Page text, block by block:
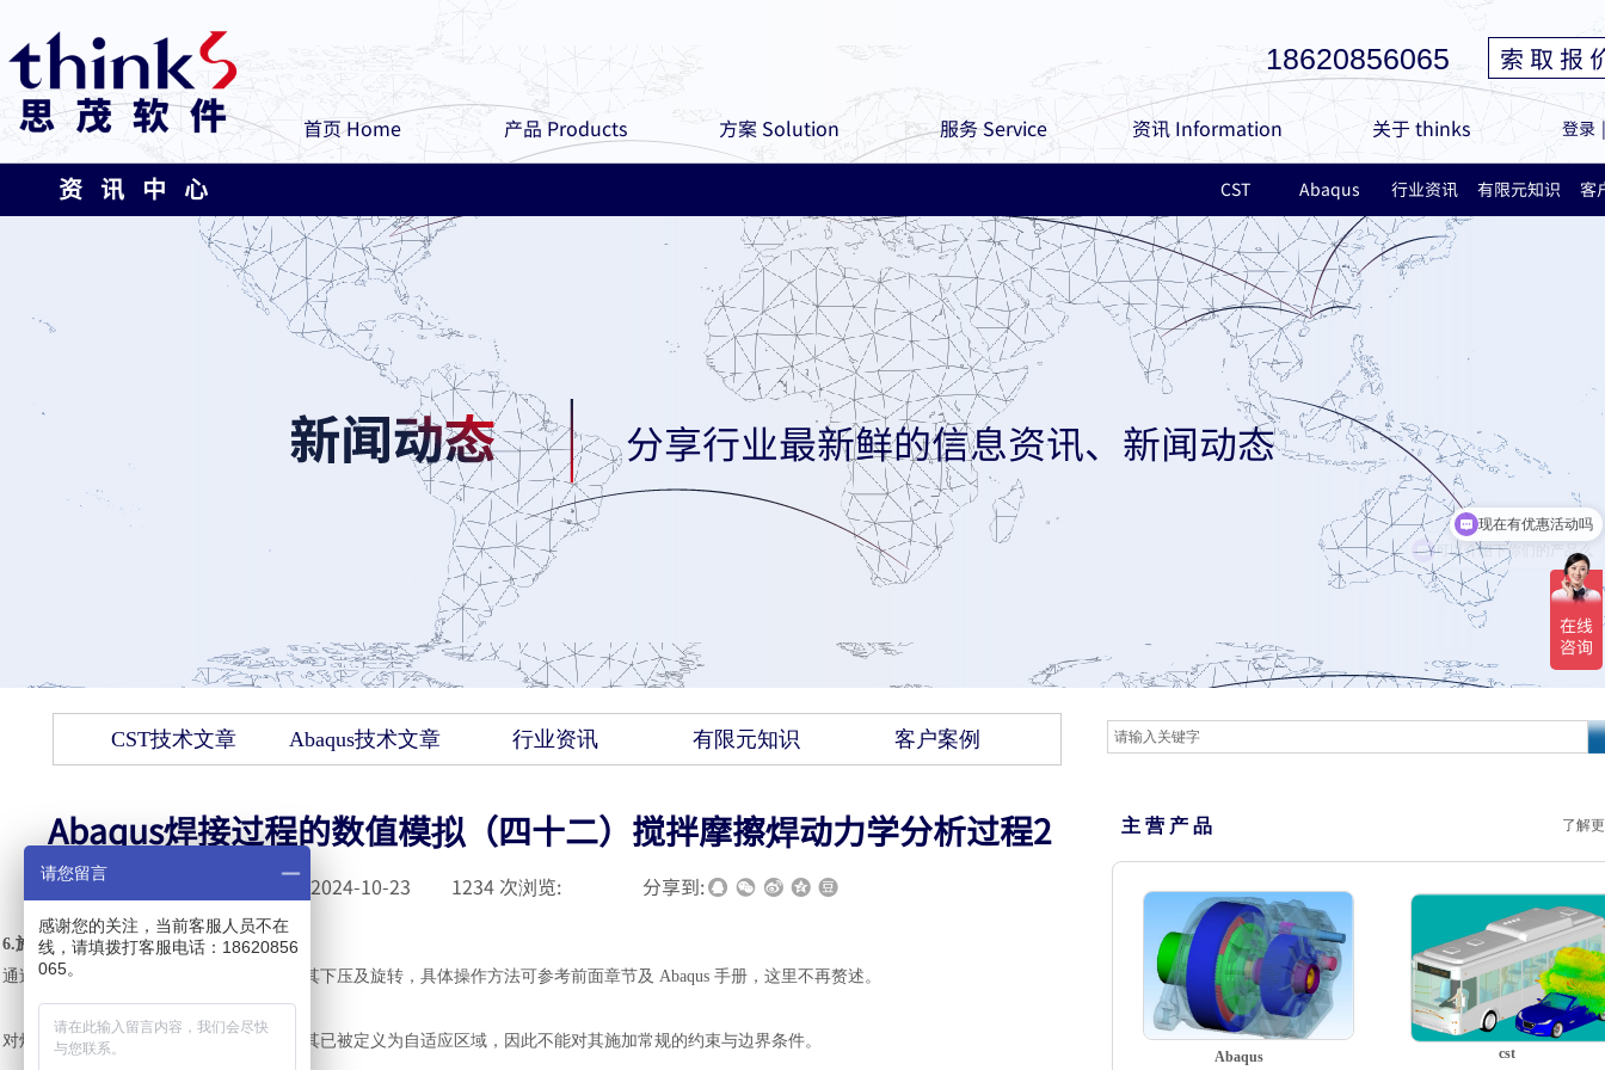
18620856065
登录 |
索 取 报
首页 Home 产品 Products 方案 Solution 服务 Service 资讯 Information 关于 thinks
分享行业最新鲜的信息资讯、新闻动态
资 讯 中 心 CST Abaqus 行业资讯 有限元知识 客
CST技术文章 Abaqus技术文章 行业资讯 有限元知识 客户案例
Abaqus焊接过程的数值模拟（四十二）搅拌摩擦焊动力学分析过程2
2024-10-23 1234 次浏览: 分享到:
6.施加边界条件
通过对搅拌头参考点施加边界条件来控制其下压及旋转，具体操作方法可参考前面章节及 Abaqus 手册，这里不再赘述。
对焊板施加边界条件时，需格外注意。因其已被定义为自适应区域，因此不能对其施加常规的约束与边界条件。
主 营 产 品 了解
cst
Abaqus
可以介绍下你们的产品么
现在有优惠活动吗
请您留言
感谢您的关注，当前客服人员不在
线，请填拨打客服电话：18620856
065。